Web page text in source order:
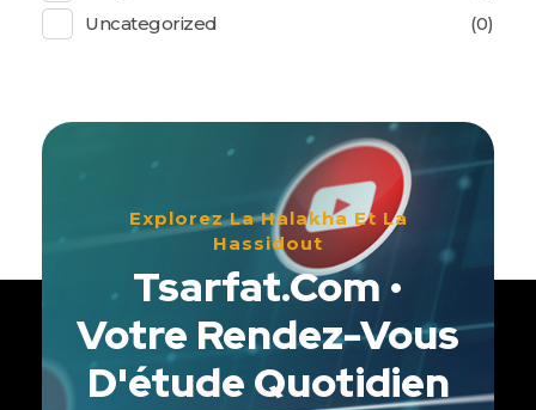
Uncategorized
(0)
Explorez La Halakha Et La
Hassidout
Tsarfat.com •
Votre Rendez-Vous
D'étude Quotidien